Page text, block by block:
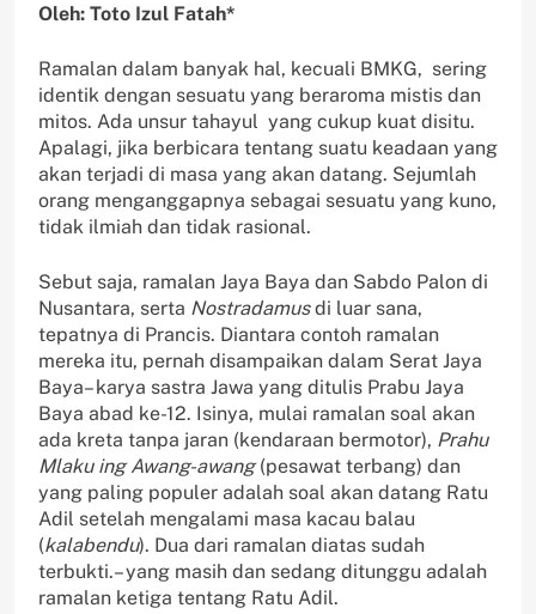
Oleh: Toto Izul Fatah*
Ramalan dalam banyak hal, kecuali BMKG, sering
identik dengan sesuatu yang beraroma mistis dan
mitos. Ada unsur tahayul yang cukup kuat disitu.
Apalagi, jika berbicara tentang suatu keadaan yang
akan terjadi di masa yang akan datang. Sejumlah
orang menganggapnya sebagai sesuatu yang kuno,
tidak ilmiah dan tidak rasional.
Sebut saja, ramalan Jaya Baya dan Sabdo Palon di
Nusantara, serta Nostradamusdi luar sana,
tepatnya di Prancis. Diantara contoh ramalan
mereka itu, pernah disampaikan dalam Serat Jaya
Baya– karya sastra Jawa yang ditulis Prabu Jaya
Baya abad ke-12. Isinya, mulai ramalan soal akan
ada kreta tanpa jaran (kendaraan bermotor), Prahu
Mlaku ing Awang-awang(pesawat terbang) dan
yang paling populer adalah soal akan datang Ratu
Adil setelah mengalami masa kacau balau
(kalabendu). Dua dari ramalan diatas sudah
terbukti.– yang masih dan sedang ditunggu adalah
ramalan ketiga tentang Ratu Adil.